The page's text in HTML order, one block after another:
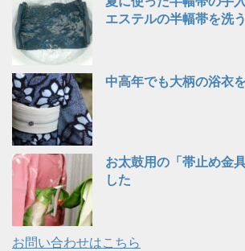
エステルの半幅帯を洗
中高年でも大柄の浴衣
お太鼓用の「帯止め金
した
お問い合わせはこちら